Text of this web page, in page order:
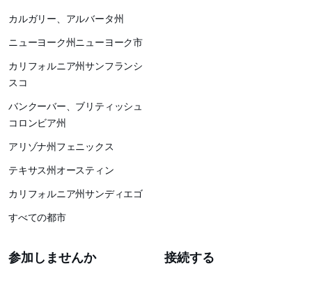
カルガリー、アルバータ州
ニューヨーク州ニューヨーク市
カリフォルニア州サンフランシ
スコ
バンクーバー、ブリティッシュ
コロンビア州
アリゾナ州フェニックス
テキサス州オースティン
カリフォルニア州サンディエゴ
すべての都市
参加しませんか 接続する